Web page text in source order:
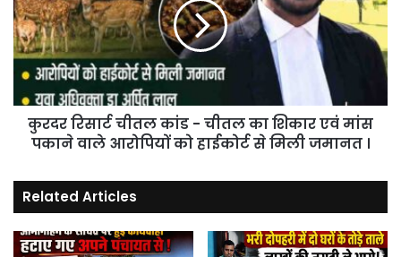
कांड
-
चीतल
शिकार
एवं
मांस
पकाने
आरोपियों
को
हाईकोर्ट
से
मिली
कुरदर रिसार्ट चीतल कांड - चीतल का शिकार एवं मांस
पकाने वाले आरोपियों को हाईकोर्ट से मिली जमानत ।
Related Articles